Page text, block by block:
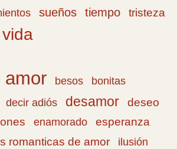
sueños tiempo
tristeza
vida
amor besos
bonitas
decir adiós desamor deseo
enamorado esperanza
romanticas de amor
ilusión